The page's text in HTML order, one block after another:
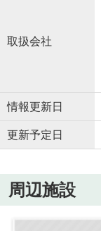
取扱会社
情報更新日
更新予定日
周辺施設